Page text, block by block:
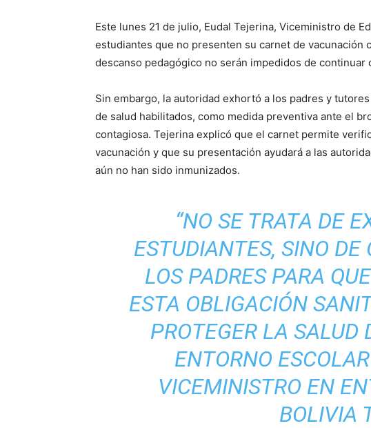
Este lunes 21 de julio, Eudal Tejerina, Viceministro de
estudiantes que no presenten su carnet de vacunación
descanso pedagógico no serán impedidos de continuar
Sin embargo, la autoridad exhortó a los padres y
de salud habilitados, como medida preventiva ante el
contagiosa. Tejerina explicó que el carnet permite
vacunación y que su presentación ayudará a las
aún no han sido inmunizados.
“NO SE TRATA DE
ESTUDIANTES, SINO DE
LOS PADRES PARA
ESTA OBLIGACIÓN
PROTEGER LA SALUD
ENTORNO
VICEMINISTRO EN
BOLIVIA